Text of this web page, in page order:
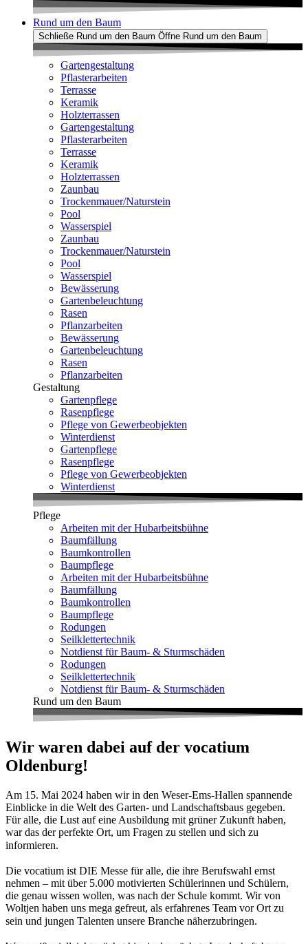
Rund um den Baum
Schließe Rund um den Baum Öffne Rund um den Baum
Gartengestaltung
Pflasterarbeiten
Terrasse
Keramik
Holzterrassen
Gartengestaltung
Pflasterarbeiten
Terrasse
Keramik
Holzterrassen
Zaunbau
Trockenmauer/Naturstein
Pool
Wasserspiel
Zaunbau
Trockenmauer/Naturstein
Pool
Wasserspiel
Bewässerung
Gartenbeleuchtung
Rasen
Pflanzarbeiten
Bewässerung
Gartenbeleuchtung
Rasen
Pflanzarbeiten
Gestaltung
Gartenpflege
Rasenpflege
Pflege von Gewerbeobjekten
Winterdienst
Gartenpflege
Rasenpflege
Pflege von Gewerbeobjekten
Winterdienst
Pflege
Arbeiten mit der Hubarbeitsbühne
Baumfällung
Baumkontrollen
Baumpflege
Arbeiten mit der Hubarbeitsbühne
Baumfällung
Baumkontrollen
Baumpflege
Rodungen
Seilklettertechnik
Notdienst für Baum- & Sturmschäden
Rodungen
Seilklettertechnik
Notdienst für Baum- & Sturmschäden
Rund um den Baum
Wir waren dabei auf der vocatium
Oldenburg!
Am 15. Mai 2024 haben wir in den Weser-Ems-Hallen spannende
Einblicke in die Welt des Garten- und Landschaftsbaus gegeben.
Für alle, die Lust auf eine Ausbildung mit grüner Zukunft haben,
war das der perfekte Ort, um Fragen zu stellen und sich zu
informieren.⠀
Die vocatium ist DIE Messe für alle, die ihre Berufswahl ernst
nehmen – mit über 5.000 motivierten Schülerinnen und Schülern,
die genau wissen wollen, was nach der Schule kommt. Wir von
Woltjen haben uns mega gefreut, als erfahrenes Team vor Ort zu
sein und jungen Talenten unsere Branche näherzubringen.⠀